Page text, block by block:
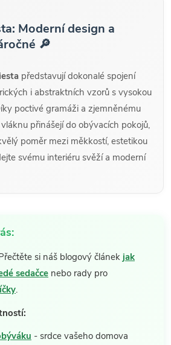
Moderní design a
🔎
představují dokonalé spojení
i abstraktních vzorů s vysokou
poctivé gramáži a zjemněnému
přinášejí do obývacích pokojů,
poměr mezi měkkostí, estetikou
svému interiéru svěží a moderní
si náš blogový článek jak
sedačce nebo rady pro
.
- srdce vašeho domova